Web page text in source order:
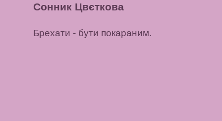
Сонник Цвєткова
Брехати - бути покараним.